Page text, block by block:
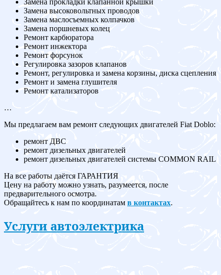
Замена прокладки клапанной крышки
Замена высоковольтных проводов
Замена маслосъемных колпачков
Замена поршневых колец
Ремонт карбюратора
Ремонт инжектора
Ремонт форсунок
Регулировка зазоров клапанов
Ремонт, регулировка и замена корзины, диска сцепления
Ремонт и замена глушителя
Ремонт катализаторов
…
Мы предлагаем вам ремонт следующих двигателей Fiat Doblo:
ремонт ДВС
ремонт дизельных двигателей
ремонт дизельных двигателей системы COMMON RAIL
На все работы даётся ГАРАНТИЯ
Цену на работу можно узнать, разумеется, после
предварительного осмотра.
Обращайтесь к нам по координатам в контактах.
Услуги автоэлектрика